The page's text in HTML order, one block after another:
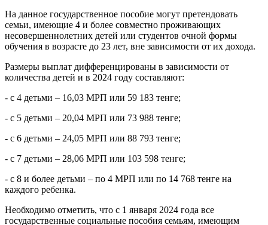
На данное государственное пособие могут претендовать
семьи, имеющие 4 и более совместно проживающих
несовершеннолетних детей или студентов очной формы
обучения в возрасте до 23 лет, вне зависимости от их дохода.
Размеры выплат дифференцированы в зависимости от
количества детей и в 2024 году составляют:
- с 4 детьми – 16,03 МРП или 59 183 тенге;
- с 5 детьми – 20,04 МРП или 73 988 тенге;
- с 6 детьми – 24,05 МРП или 88 793 тенге;
- с 7 детьми – 28,06 МРП или 103 598 тенге;
- с 8 и более детьми – по 4 МРП или по 14 768 тенге на
каждого ребенка.
Необходимо отметить, что с 1 января 2024 года все
государственные социальные пособия семьям, имеющим